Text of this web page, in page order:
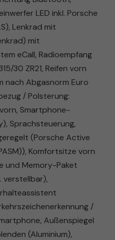
LED inkl. Porsche
Lenkrad mit
mit
eCall, Radioempfang
30 ZR21, Reifen vorn
nach Abgasnorm Euro
/ Polsterung:
Smartphone-
Sprachsteuerung,
(Porsche Active
Komfortsitze vorn
und Memory-Paket
verstellbar),
/
Außenspiegel
(Aluminium),